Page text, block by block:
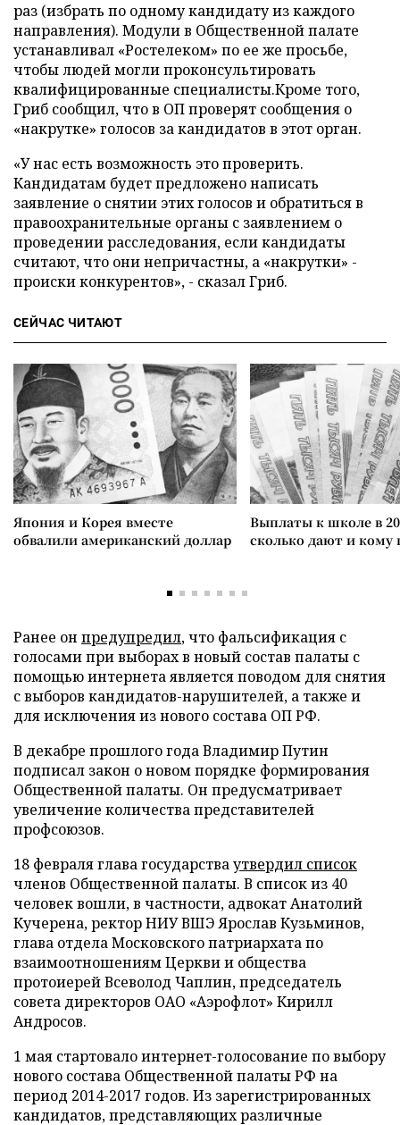
раз (избрать по одному кандидату из каждого
направления). Модули в Общественной палате
устанавливал «Ростелеком» по ее же просьбе,
чтобы людей могли проконсультировать
квалифицированные специалисты.Кроме того,
Гриб сообщил, что в ОП проверят сообщения о
«накрутке» голосов за кандидатов в этот орган.
«У нас есть возможность это проверить.
Кандидатам будет предложено написать
заявление о снятии этих голосов и обратиться в
правоохранительные органы с заявлением о
проведении расследования, если кандидаты
считают, что они непричастны, а «накрутки» -
происки конкурентов», - сказал Гриб.
СЕЙЧАС ЧИТАЮТ
Япония и Корея вместе
обвалили американский доллар
Выплаты к школе в
сколько дают и
Ранее он предупредил, что фальсификация с
голосами при выборах в новый состав палаты с
помощью интернета является поводом для снятия
с выборов кандидатов-нарушителей, а также и
для исключения из нового состава ОП РФ.
В декабре прошлого года Владимир Путин
подписал закон о новом порядке формирования
Общественной палаты. Он предусматривает
увеличение количества представителей
профсоюзов.
18 февраля глава государстваутвердил список
членов Общественной палаты. В список из 40
человек вошли, в частности, адвокат Анатолий
Кучерена, ректор НИУ ВШЭ Ярослав Кузьминов,
глава отдела Московского патриархата по
взаимоотношениям Церкви и общества
протоиерей Всеволод Чаплин, председатель
совета директоров ОАО «Аэрофлот» Кирилл
Андросов.
1 мая стартовало интернет-голосование по выбору
нового состава Общественной палаты РФ на
период 2014-2017 годов. Из зарегистрированных
кандидатов, представляющих различные